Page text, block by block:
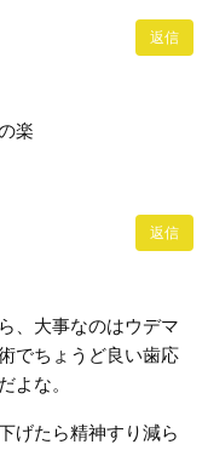
返信
楽
返信
、大事なのはウデマ
でちょうど良い歯応
よな。
げたら精神すり減ら